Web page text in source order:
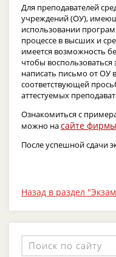
Для преподавателей
учреждений (ОУ),
использовании
процессе в высших и
имеется возможность
чтобы
написать письмо от ОУ
соответствующей
аттестуемых
Ознакомиться с
можно насайте
После успешной сдачи
Назад в раздел